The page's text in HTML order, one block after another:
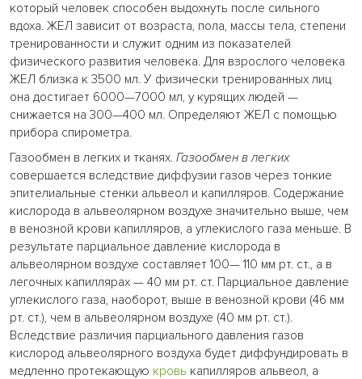
который человек способен выдохнуть после сильного
вдоха. ЖЕЛ зависит от возраста, пола, массы тела, степени
тренированности и служит одним из показателей
физического развития человека. Для взрослого человека
ЖЕЛ близка к 3500 мл. У физически тренированных лиц
она достигает 6000—7000 мл, у курящих людей —
снижается на 300—400 мл. Определяют ЖЕЛ с помощью
прибора спирометра.
Газообмен в легких и тканях. Газообмен в легких
совершается вследствие диффузии газов через тонкие
эпителиальные стенки альвеол и капилляров. Содержание
кислорода в альвеолярном воздухе значительно выше, чем
в венозной крови капилляров, а углекислого газа меньше. В
результате парциальное давление кислорода в
альвеолярном воздухе составляет 100— 110 мм рт. ст., а в
легочных капиллярах — 40 мм рт. ст. Парциальное давление
углекислого газа, наоборот, выше в венозной крови (46 мм
рт. ст.), чем в альвеолярном воздухе (40 мм рт. ст.).
Вследствие различия парциального давления газов
кислород альвеолярного воздуха будет диффундировать в
медленно протекающую кровь капилляров альвеол, а